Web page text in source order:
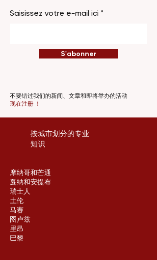
Saisissez votre e-mail ici
S'abonner
不要错过我们的新闻、文章和即将举办的活动
现在注册 ！
按城市划分的专业
知识
摩纳哥和芒通
戛纳和安提布
瑞士人
土伦
马赛
图卢兹
里昂
巴黎